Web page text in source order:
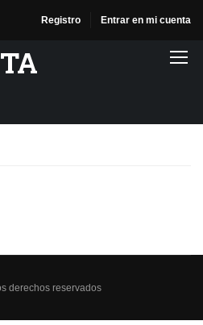
Registro Entrar en mi cuenta
derechos reservados